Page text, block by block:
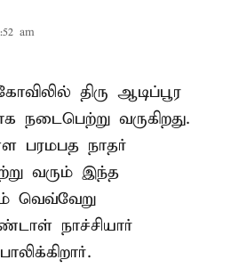
am
திரு ஆடிப்பூர
நடைபெற்று வருகிறது.
பரமபத நாதர்
வரும் இந்த
வெவ்வேறு
நாச்சியார்